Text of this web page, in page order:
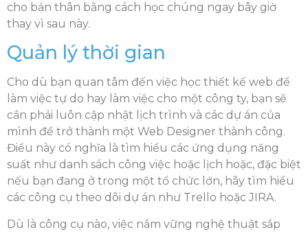
cho bản thân bằng cách học chúng ngay bây giờ
thay vì sau này.
Quản lý thời gian
Cho dù bạn quan tâm đến việc học thiết kế web để
làm việc tự do hay làm việc cho một công ty, bạn sẽ
cần phải luôn cập nhật lịch trình và các dự án của
mình để trở thành một Web Designer thành công.
Điều này có nghĩa là tìm hiểu các ứng dụng năng
suất như danh sách công việc hoặc lịch hoặc, đặc biệt
nếu bạn đang ở trong một tổ chức lớn, hãy tìm hiểu
các công cụ theo dõi dự án như Trello hoặc JIRA.
Dù là công cụ nào, việc nắm vững nghệ thuật sắp